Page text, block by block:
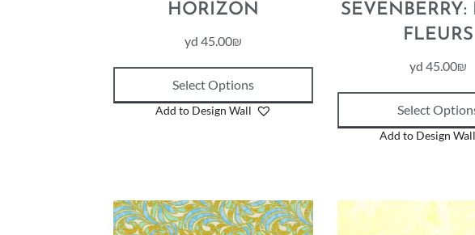
SEVENBERRY:
FLEURS
45.00₪
Select
Add to Design Wall
HORIZON
45.00₪
yd
Select Options
Add to Design Wall